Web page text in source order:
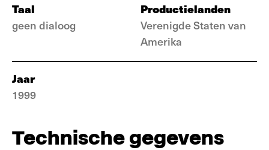
Taal
geen dialoog
Productielanden
Verenigde Staten van
Amerika
Jaar
1999
Technische gegevens